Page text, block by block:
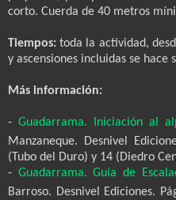
corto. Cuerda de 40 metros
Tiempos: toda la actividad,
y ascensiones incluidas se hace
Más información:
- Guadarrama. Iniciación al
Manzaneque. Desnivel
(Tubo del Duro) y 14 (Diedro
- Guadarrama. Guía de
Barroso. Desnivel Ediciones.